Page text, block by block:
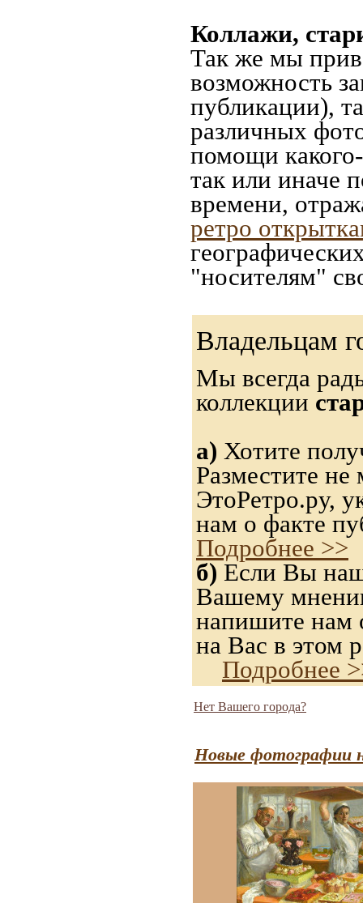
Коллажи,
Так же мы
возможность
публикации),
различных
помощи
так или иначе
времени,
ретро
"носителям"
Владельцам
Мы всегда
коллекции
а) Хотите
Разместите
ЭтоРетро.ру,
нам о факте
Подробнее >>
б) Если Вы
Вашему
напишите нам
на Вас в этом
Подробнее
Нет Вашего города?
Новые фотографии